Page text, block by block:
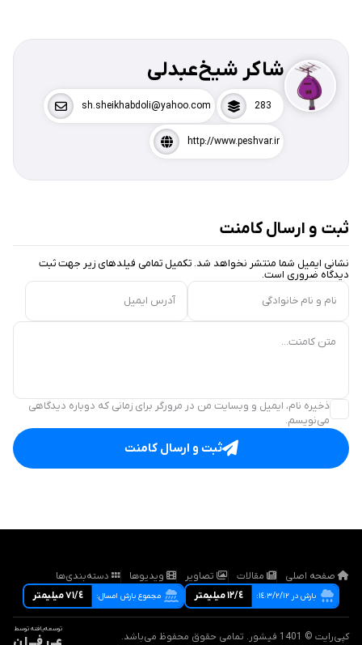
شاکر شیخ‌عبدلی
283
sh.sheikhabdoli@yahoo.com
http://www.peshvar.ir
ثبت و ارسال کامنت
نشانی ایمیل شما منتشر نخواهد شد. تکمیل تمامی فیلد‌های زیر جهت ثبت
دیدگاه ضروری است.
نام و نام خانوادگی
آدرس ایمیل
متن کامنت...
ذخیره نام، ایمیل و وبسایت من در مرورگر برای زمانی که دوباره دیدگاهی
می‌نویسم.
ثبت و ارسال کامنت
صفحه اصلی مقالات تصاویر ویدیوها دسته‌بندی‌ها
بارش در ١٤٠٣/٢/١٢: ١٢/٤ ميليمتر مجموع بارش امسال: ٧١/٤ ميليمتر
کپی‌رایت © 1401 فیشور. تمامی حقوق محفوظ می‌باشد.
توسعه‌یافته توسط